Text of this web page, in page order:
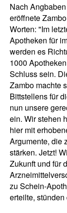
Nach
eröffnete
Worten: "Im
Apotheken für
werden es
1000
Schluss sein.
Zambo machte
Bittstellens für
nun unsere
ein. Wir stehen
hier mit
Argumente, die
stärken. Jetzt!
Zukunft und für
zu Schein-
erteilte,